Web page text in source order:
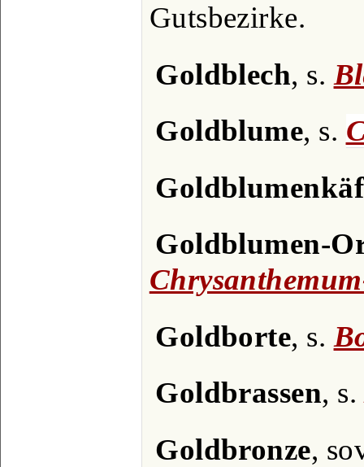
Gutsbezirke.
Goldblech, s.
Goldblume, s.
Goldblumen-
Goldborte, s.
Goldbrassen, s.
Goldbronze,